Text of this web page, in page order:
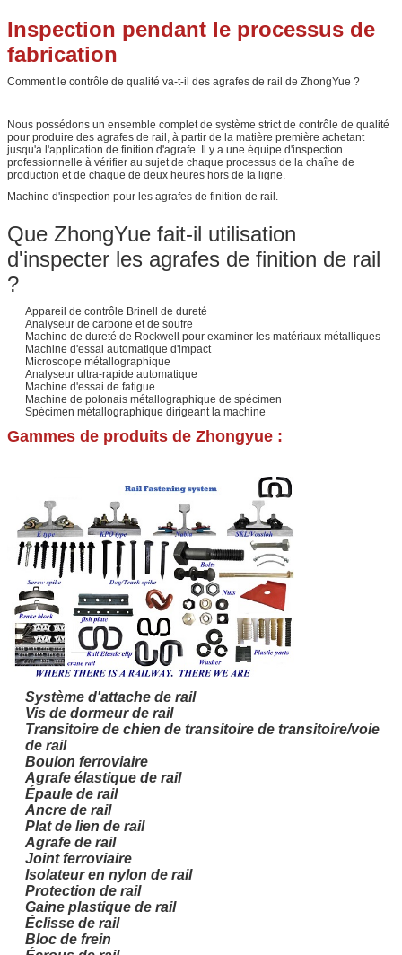
Inspection pendant le processus de
fabrication
Comment le contrôle de qualité va-t-il des agrafes de rail de ZhongYue ?
Nous possédons un ensemble complet de système strict de contrôle de qualité
pour produire des agrafes de rail, à partir de la matière première achetant
jusqu'à l'application de finition d'agrafe. Il y a une équipe d'inspection
professionnelle à vérifier au sujet de chaque processus de la chaîne de
production et de chaque de deux heures hors de la ligne.
Machine d'inspection pour les agrafes de finition de rail.
Que ZhongYue fait-il utilisation
d'inspecter les agrafes de finition de rail
?
Appareil de contrôle Brinell de dureté
Analyseur de carbone et de soufre
Machine de dureté de Rockwell pour examiner les matériaux métalliques
Machine d'essai automatique d'impact
Microscope métallographique
Analyseur ultra-rapide automatique
Machine d'essai de fatigue
Machine de polonais métallographique de spécimen
Spécimen métallographique dirigeant la machine
Gammes de produits de Zhongyue :
Système d'attache de rail
Vis de dormeur de rail
Transitoire de chien de transitoire de transitoire/voie
de rail
Boulon ferroviaire
Agrafe élastique de rail
Épaule de rail
Ancre de rail
Plat de lien de rail
Agrafe de rail
Joint ferroviaire
Isolateur en nylon de rail
Protection de rail
Gaine plastique de rail
Éclisse de rail
Bloc de frein